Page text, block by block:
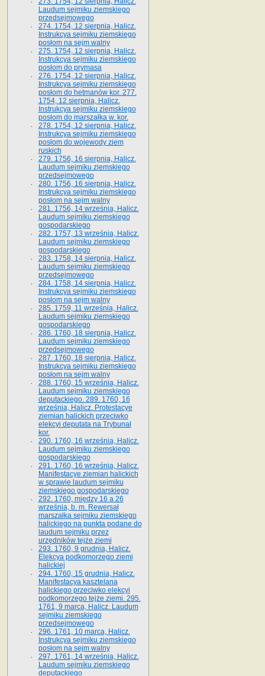
Laudum sejmiku ziemskiego
przedsejmowego
274. 1754, 12 sierpnia, Halicz.
Instrukcya sejmiku ziemskiego
posłom na sejm walny
275. 1754, 12 sierpnia, Halicz.
Instrukcya sejmiku ziemskiego
posłom do prymasa
276. 1754, 12 sierpnia, Halicz.
Instrukcya sejmiku ziemskiego
posłom do hetmanów kor. 277.
1754, 12 sierpnia, Halicz.
Instrukcya sejmiku ziemskiego
posłom do marszałka w. kor.
278. 1754, 12 sierpnia, Halicz.
Instrukcya sejmiku ziemskiego
posłom do wojewody ziem
ruskich
279. 1756, 16 sierpnia, Halicz.
Laudum sejmiku ziemskiego
przedsejmowego
280. 1756, 16 sierpnia, Halicz.
Instrukcya sejmiku ziemskiego
posłom na sejm walny
281. 1756, 14 września, Halicz.
Laudum sejmiku ziemskiego
gospodarskiego
282. 1757, 13 września, Halicz.
Laudum sejmiku ziemskiego
gospodarskiego
283. 1758, 14 sierpnia, Halicz.
Laudum sejmiku ziemskiego
przedsejmowego
284. 1758, 14 sierpnia, Halicz.
Instrukcya sejmiku ziemskiego
posłom na sejm walny
285. 1759, 11 września, Halicz.
Laudum sejmiku ziemskiego
gospodarskiego
286. 1760, 18 sierpnia, Halicz.
Laudum sejmiku ziemskiego
przedsejmowego
287. 1760, 18 sierpnia, Halicz.
Instrukcya sejmiku ziemskiego
posłom na sejm walny
288. 1760, 15 września, Halicz.
Laudum sejmiku ziemskiego
deputackiego. 289. 1760, 16
września, Halicz. Protestacye
ziemian halickich przeciwko
elekcyi deputata na Trybunał
kor.
290. 1760, 16 września, Halicz.
Laudum sejmiku ziemskiego
gospodarskiego
291. 1760, 16 września, Halicz.
Manifestacye ziemian halickich
w sprawie laudum sejmiku
ziemskiego gospodarskiego
292. 1760, między 16 a 26
września, b. m. Rewersał
marszałka sejmiku ziemskiego
halickiego na punkta podane do
laudum sejmiku przez
urzędników tejże ziemi
293. 1760, 9 grudnia, Halicz.
Elekcya podkomorzego ziemi
halickiej
294. 1760, 15 grudnia, Halicz.
Manifestacya kasztelana
halickiego przeciwko elekcyi
podkomorzego tejże ziemi. 295.
1761, 9 marca, Halicz. Laudum
sejmiku ziemskiego
przedsejmowego
296. 1761, 10 marca, Halicz.
Instrukcya sejmiku ziemskiego
posłom na sejm walny
297. 1761, 14 września, Halicz.
Laudum sejmiku ziemskiego
deputackiego